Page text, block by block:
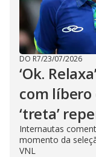
DO R7/23/07/2026
‘Ok.
com líbero
‘treta’
Internautas
momento da
VNL